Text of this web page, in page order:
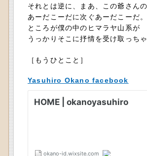
それとは逆に、まあ、この爺さん
あーだこーだに次ぐあーだこーだ
ところが僕の中のヒマラヤ山系が
うっかりそこに抒情を受け取っち
［もうひとこと］
Yasuhiro Okano facebook